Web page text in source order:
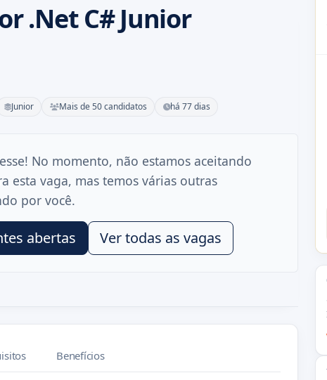
.Net C# Junior
Junior Mais de 50 candidatos há 77 dias
No momento, não estamos aceitando
esta vaga, mas temos várias outras
por você.
abertas Ver todas as vagas
Benefícios